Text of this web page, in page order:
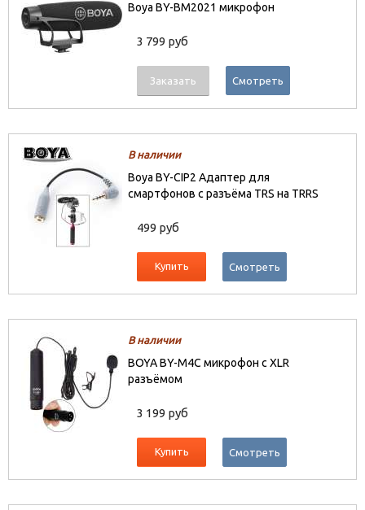
Boya BY-BM2021 микрофон
3 799 руб
Заказать Смотреть
В наличии
Boya BY-CIP2 Адаптер для
смартфонов с разъёма TRS на TRRS
499 руб
Купить Смотреть
В наличии
BOYA BY-M4C микрофон с XLR
разъёмом
3 199 руб
Купить Смотреть